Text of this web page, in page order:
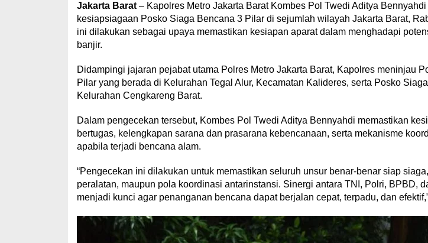
Jakarta Barat– Kapolres Metro Jakarta Barat Kombes Pol Twedi Aditya
kesiapsiagaan Posko Siaga Bencana 3 Pilar di sejumlah wilayah Jakarta Barat,
ini dilakukan sebagai upaya memastikan kesiapan aparat dalam menghadapi
banjir.
Didampingi jajaran pejabat utama Polres Metro Jakarta Barat, Kapolres meninjau
Pilar yang berada di Kelurahan Tegal Alur, Kecamatan Kalideres, serta Posko
Kelurahan Cengkareng Barat.
Dalam pengecekan tersebut, Kombes Pol Twedi Aditya Bennyahdi memastikan
bertugas, kelengkapan sarana dan prasarana kebencanaan, serta mekanisme
apabila terjadi bencana alam.
“Pengecekan ini dilakukan untuk memastikan seluruh unsur benar-benar siap
peralatan, maupun pola koordinasi antarinstansi. Sinergi antara TNI, Polri, BPBD,
menjadi kunci agar penanganan bencana dapat berjalan cepat, terpadu, dan